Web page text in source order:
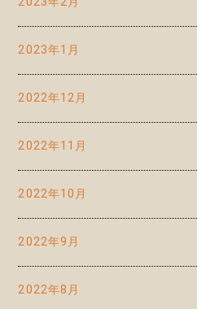
2023年1月
2022年12月
2022年11月
2022年10月
2022年9月
2022年8月